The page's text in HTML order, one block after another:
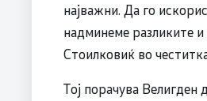
најважни. Да го
надминеме разликите
Стоилковиќ во
Тој порачува Велигден